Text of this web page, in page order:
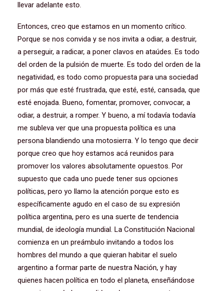
llevar adelante esto.
Entonces, creo que estamos en un momento crítico.
Porque se nos convida y se nos invita a odiar, a destruir,
a perseguir, a radicar, a poner clavos en ataúdes. Es todo
del orden de la pulsión de muerte. Es todo del orden de la
negatividad, es todo como propuesta para una sociedad
por más que esté frustrada, que esté, esté, cansada, que
esté enojada. Bueno, fomentar, promover, convocar, a
odiar, a destruir, a romper. Y bueno, a mí todavía todavía
me subleva ver que una propuesta política es una
persona blandiendo una motosierra. Y lo tengo que decir
porque creo que hoy estamos acá reunidos para
promover los valores absolutamente opuestos. Por
supuesto que cada uno puede tener sus opciones
políticas, pero yo llamo la atención porque esto es
específicamente agudo en el caso de su expresión
política argentina, pero es una suerte de tendencia
mundial, de ideología mundial. La Constitución Nacional
comienza en un preámbulo invitando a todos los
hombres del mundo a que quieran habitar el suelo
argentino a formar parte de nuestra Nación, y hay
quienes hacen política en todo el planeta, enseñándose